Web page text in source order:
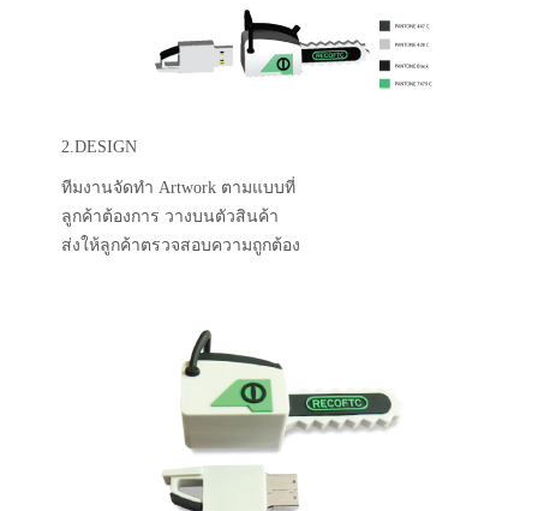
2.DESIGN
ทีมงานจัดทำ Artwork ตามแบบที่
ลูกค้าต้องการ วางบนตัวสินค้า
ส่งให้ลูกค้าตรวจสอบความถูกต้อง